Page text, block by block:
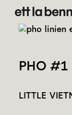
PHO #1
LITTLE